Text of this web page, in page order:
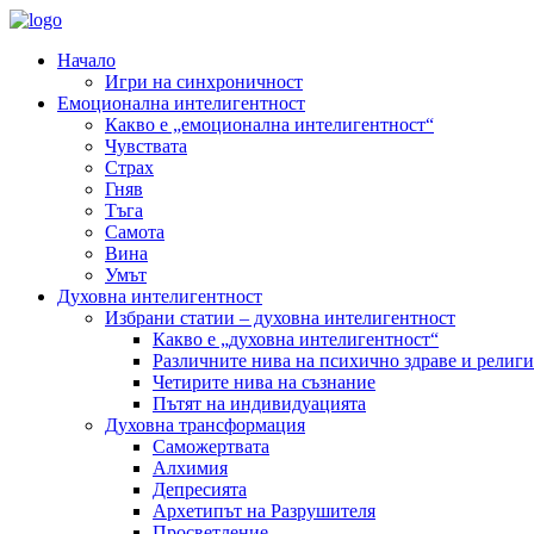
Начало
Игри на синхроничност
Емоционална интелигентност
Какво е „емоционална интелигентност“
Чувствата
Страх
Гняв
Тъга
Самота
Вина
Умът
Духовна интелигентност
Избрани статии – духовна интелигентност
Какво е „духовна интелигентност“
Различните нива на психично здраве и
Четирите нива на съзнание
Пътят на индивидуацията
Духовна трансформация
Саможертвата
Алхимия
Депресията
Архетипът на Разрушителя